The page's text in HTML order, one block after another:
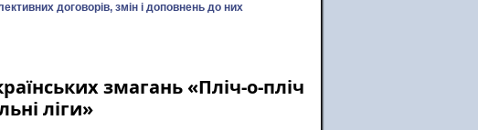
договорів, змін і доповнень до них
змагань «Пліч-о-пліч
ліги»